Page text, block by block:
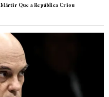
Que a República Criou